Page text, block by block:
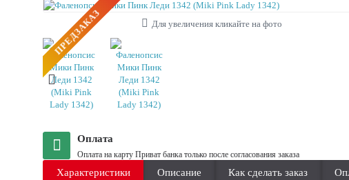
ПРЕДЗАКАЗ Для увеличения кликайте на фото
Оплата
Оплата на карту Приват банка только после согласования заказа
Характеристики Описание Как сделать заказ